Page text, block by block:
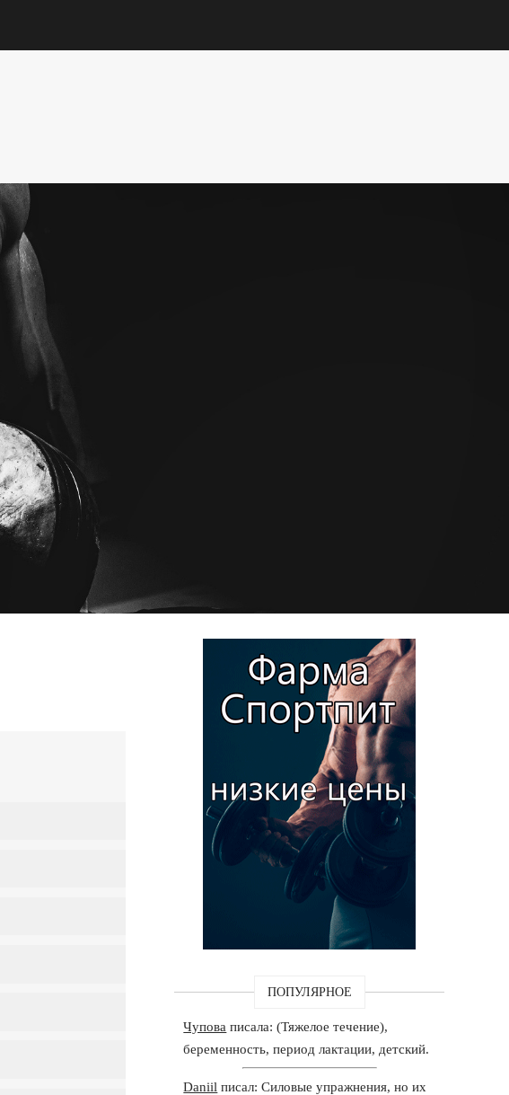
ПОПУЛЯРНОЕ
Чупова писала: (Тяжелое течение),
беременность, период лактации, детский.
Daniil писал: Силовые упражнения, но их